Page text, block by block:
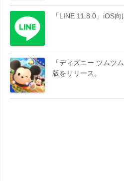
「LINE 11.8.0」iOS
「ディズニー ツムツ
版をリリース。